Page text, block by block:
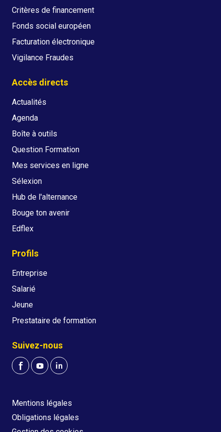
Critères de financement
Fonds social européen
Facturation électronique
Vigilance Fraudes
Accès directs
Actualités
Agenda
Boîte à outils
Question Formation
Mes services en ligne
Sélexion
Hub de l'alternance
Bouge ton avenir
Edflex
Profils
Entreprise
Salarié
Jeune
Prestataire de formation
Suivez-nous
Mentions légales
Obligations légales